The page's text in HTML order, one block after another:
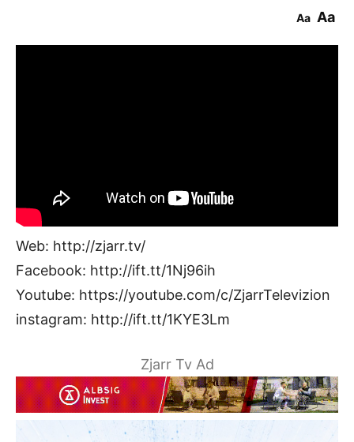
Aa Aa
Web: http://zjarr.tv/
Facebook: http://ift.tt/1Nj96ih
Youtube: https://youtube.com/c/ZjarrTelevizion
instagram: http://ift.tt/1KYE3Lm
Zjarr Tv Ad